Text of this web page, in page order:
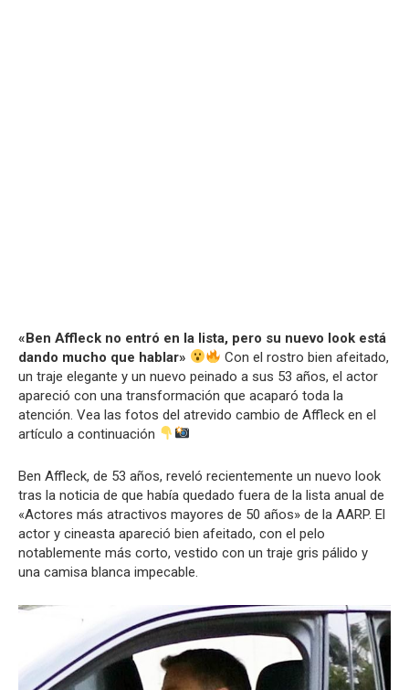
«Ben Affleck no entró en la lista, pero su nuevo look está
dando mucho que hablar»
Con el rostro bien afeitado,
un traje elegante y un nuevo peinado a sus 53 años, el actor
apareció con una transformación que acaparó toda la
atención. Vea las fotos del atrevido cambio de Affleck en el
artículo a continuación
Ben Affleck, de 53 años, reveló recientemente un nuevo look
tras la noticia de que había quedado fuera de la lista anual de
«Actores más atractivos mayores de 50 años» de la AARP. El
actor y cineasta apareció bien afeitado, con el pelo
notablemente más corto, vestido con un traje gris pálido y
una camisa blanca impecable.